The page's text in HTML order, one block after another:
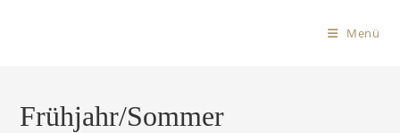
Menü
Frühjahr/Sommer